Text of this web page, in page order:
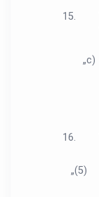
15.
„c)
16.
„(5)